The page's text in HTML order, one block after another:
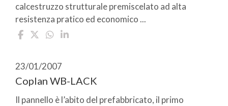
calcestruzzo strutturale premiscelato ad alta
resistenza pratico ed economico ...
23/01/2007
Coplan WB-LACK
Il pannello è l’abito del prefabbricato, il primo